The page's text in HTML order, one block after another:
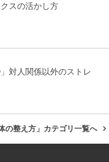
スの活かし方
対人関係以外のストレ
の整え方」カテゴリ一覧へ